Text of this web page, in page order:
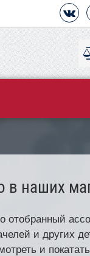
в наших
отобранный
и других
и